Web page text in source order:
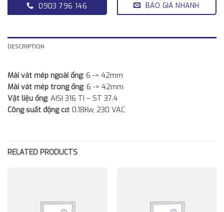
0903 796 146 BÁO GIÁ NHANH
DESCRIPTION
Mài vát mép ngoài ống: 6 -> 42mm
Mài vát mép trong ống: 6 -> 42mm
Vật liệu ống: AISI 316 TI – ST 37.4
Công suất động cơ: 0.18Kw, 230 VAC
RELATED PRODUCTS